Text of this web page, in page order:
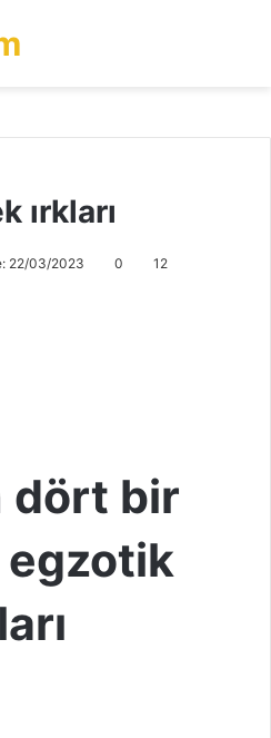
ırkları
22/03/2023 0 12
dört bir
egzotik